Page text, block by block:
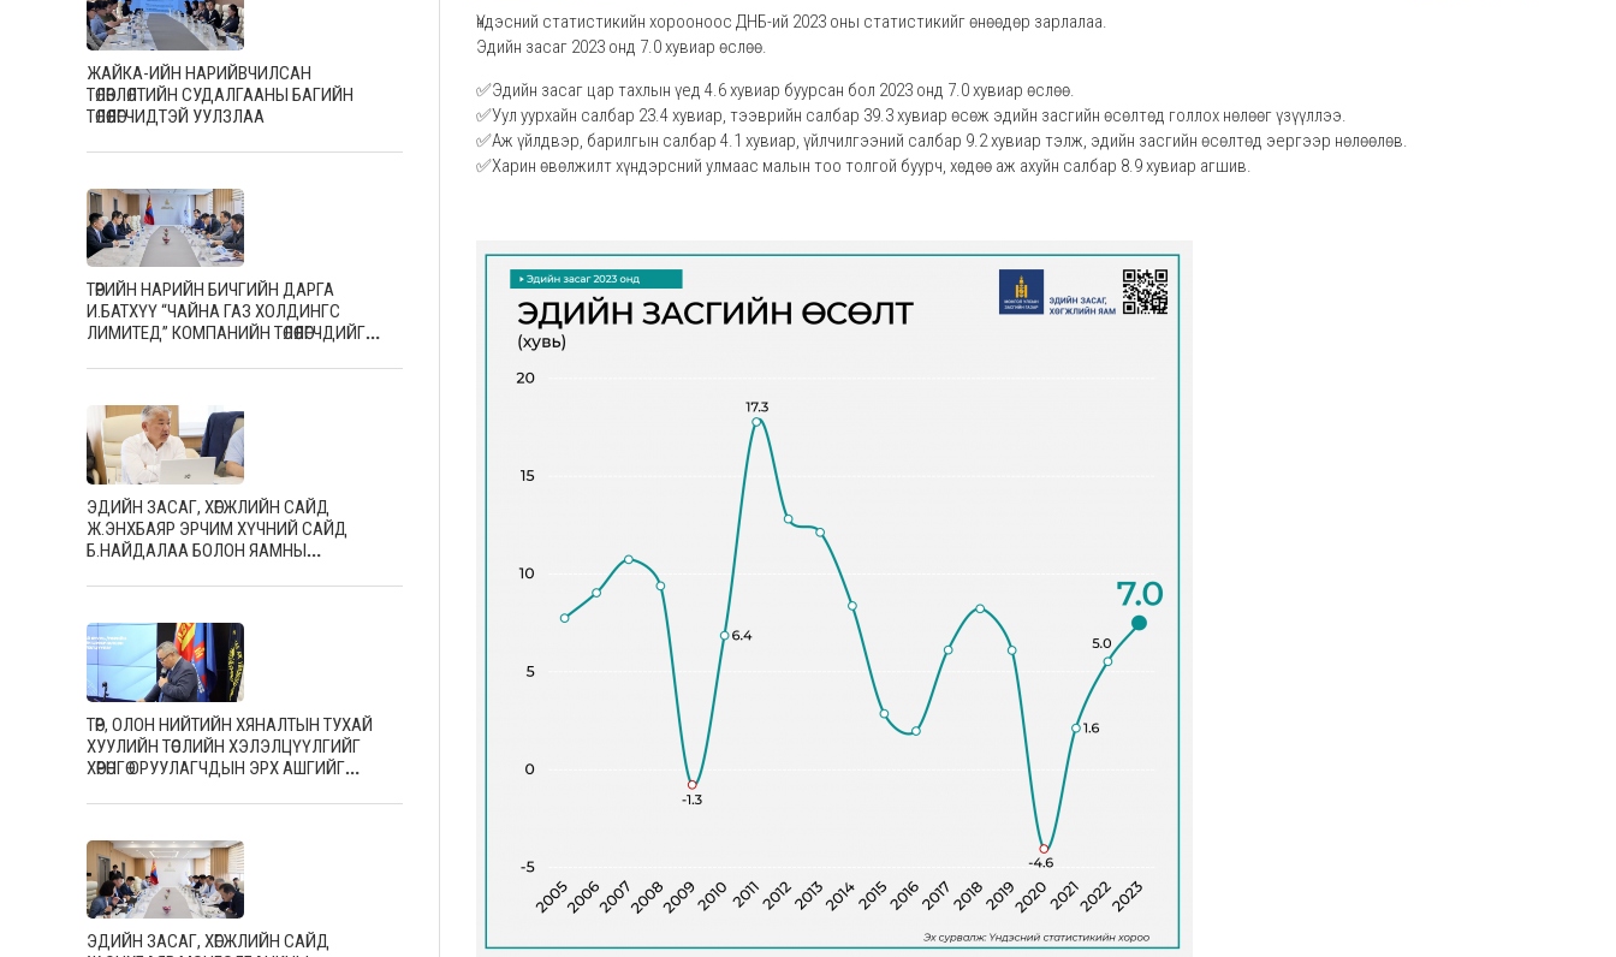
Үндэсний статистикийн хорооноос ДНБ-ий 2023 оны статистикийг өнөөдөр зарлалаа.
Эдийн засаг 2023 онд 7.0 хувиар өслөө.
✅Эдийн засаг цар тахлын үед 4.6 хувиар буурсан бол 2023 онд 7.0 хувиар өслөө.
✅Уул уурхайн салбар 23.4 хувиар, тээврийн салбар 39.3 хувиар өсөж эдийн засгийн өсөлтөд голлох нөлөөг үзүүллээ.
✅Аж үйлдвэр, барилгын салбар 4.1 хувиар, үйлчилгээний салбар 9.2 хувиар тэлж, эдийн засгийн өсөлтөд эергээр нөлөөлөв.
✅Харин өвөлжилт хүндэрсний улмаас малын тоо толгой буурч, хөдөө аж ахуйн салбар 8.9 хувиар агшив.
ЖАЙКА-ИЙН НАРИЙВЧИЛСАН
ТӨЛӨВЛӨЛТИЙН СУДАЛГААНЫ БАГИЙН
ТӨЛӨӨЛӨГЧИДТЭЙ УУЛЗЛАА
ТӨРИЙН НАРИЙН БИЧГИЙН ДАРГА
И.БАТХҮҮ “ЧАЙНА ГАЗ ХОЛДИНГС
ЛИМИТЕД” КОМПАНИЙН ТӨЛӨӨЛӨГЧДИЙГ
ЭДИЙН ЗАСАГ, ХӨГЖЛИЙН САЙД
Ж.ЭНХБАЯР ЭРЧИМ ХҮЧНИЙ САЙД
Б.НАЙДАЛАА БОЛОН ЯАМНЫ
ТӨР, ОЛОН НИЙТИЙН ХЯНАЛТЫН ТУХАЙ
ХУУЛИЙН ТӨСЛИЙН ХЭЛЭЛЦҮҮЛГИЙГ
ХӨРӨНГӨ ОРУУЛАГЧДЫН ЭРХ АШГИЙГ
БАЙГУУЛЖ, САЛБАРЫН МЭРГЭШСЭН
ЭДИЙН ЗАСАГ, ХӨГЖЛИЙН САЙД